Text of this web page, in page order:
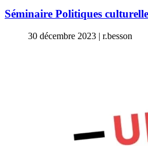
Séminaire Politiques
30 décembre 2023 | r.besson